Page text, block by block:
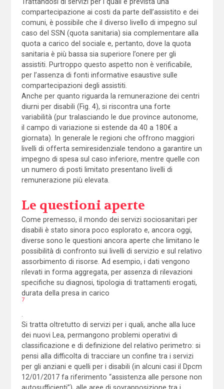
compartecipazione ai costi da parte dell’assistito e dei
comuni, è possibile che il diverso livello di impegno sul
caso del SSN (quota sanitaria) sia complementare alla
quota a carico del sociale e, pertanto, dove la quota
sanitaria è più bassa sia superiore l’onere per gli
assistiti. Purtroppo questo aspetto non è verificabile,
per l’assenza di fonti informative esaustive sulle
compartecipazioni degli assistiti.
Anche per quanto riguarda la remunerazione dei centri
diurni per disabili (Fig. 4), si riscontra una forte
variabilità (pur tralasciando le due province autonome,
il campo di variazione si estende da 40 a 180€ a
giornata). In generale le regioni che offrono maggiori
livelli di offerta semiresidenziale tendono a garantire un
impegno di spesa sul caso inferiore, mentre quelle con
un numero di posti limitato presentano livelli di
remunerazione più elevata.
Le questioni aperte
Come premesso, il mondo dei servizi sociosanitari per
disabili è stato sinora poco esplorato e, ancora oggi,
diverse sono le questioni ancora aperte che limitano le
possibilità di confronto sui livelli di servizio e sul relativo
assorbimento di risorse. Ad esempio, i dati vengono
rilevati in forma aggregata, per assenza di rilevazioni
specifiche su diagnosi, tipologia di trattamenti erogati,
durata della presa in carico
7
Si tratta oltretutto di servizi per i quali, anche alla luce
dei nuovi Lea, permangono problemi operativi di
classificazione e di definizione del relativo perimetro: si
pensi alla difficolta di tracciare un confine tra i servizi
per gli anziani e quelli per i disabili (in alcuni casi il Dpcm
12/01/2017 fa riferimento “assistenza alle persone non
autosufficienti”), alle aree di sovrapposizione tra i